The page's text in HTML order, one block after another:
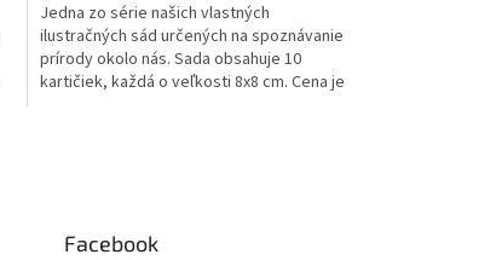
Jedna zo série našich vlastných
ilustračných sád určených na spoznávanie
prírody okolo nás. Sada obsahuje 10
kartičiek, každá o veľkosti 8x8 cm. Cena je
Facebook